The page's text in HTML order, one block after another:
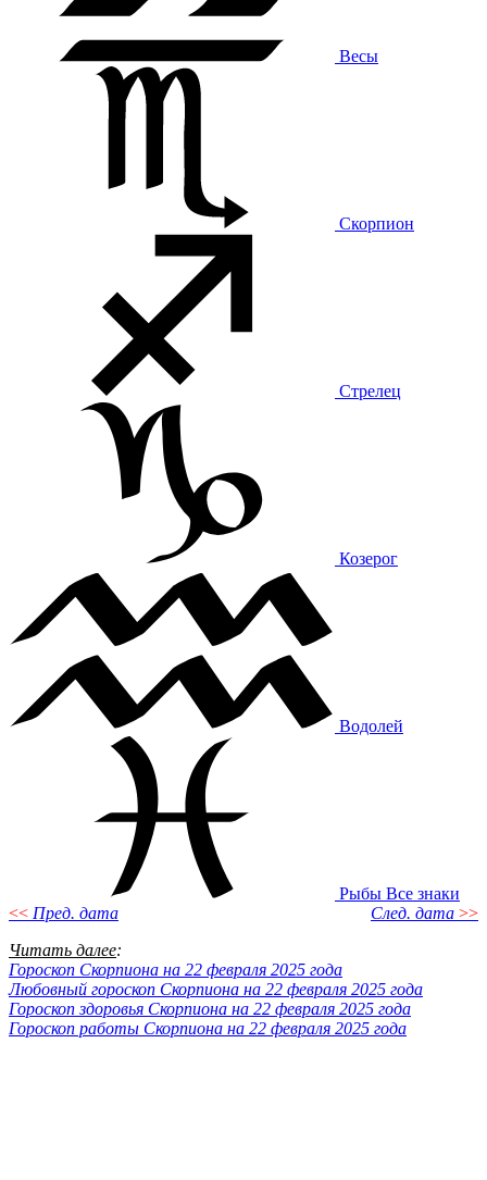
Весы
Скорпион
Стрелец
Козерог
Водолей
Рыбы Все знаки
<< Пред. дата След. дата >>
Читать далее:
Гороскоп Скорпиона на 22 февраля 2025 года
Любовный гороскоп Скорпиона на 22 февраля 2025 года
Гороскоп здоровья Скорпиона на 22 февраля 2025 года
Гороскоп работы Скорпиона на 22 февраля 2025 года